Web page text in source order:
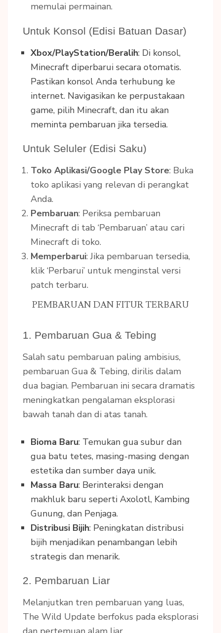
memulai permainan.
Untuk Konsol (Edisi Batuan Dasar)
Xbox/PlayStation/Beralih: Di konsol,
Minecraft diperbarui secara otomatis.
Pastikan konsol Anda terhubung ke
internet. Navigasikan ke perpustakaan
game, pilih Minecraft, dan itu akan
meminta pembaruan jika tersedia.
Untuk Seluler (Edisi Saku)
Toko Aplikasi/Google Play Store: Buka
toko aplikasi yang relevan di perangkat
Anda.
Pembaruan: Periksa pembaruan
Minecraft di tab ‘Pembaruan’ atau cari
Minecraft di toko.
Memperbarui: Jika pembaruan tersedia,
klik ‘Perbarui’ untuk menginstal versi
patch terbaru.
PEMBARUAN DAN FITUR TERBARU
1. Pembaruan Gua & Tebing
Salah satu pembaruan paling ambisius,
pembaruan Gua & Tebing, dirilis dalam
dua bagian. Pembaruan ini secara dramatis
meningkatkan pengalaman eksplorasi
bawah tanah dan di atas tanah.
Bioma Baru: Temukan gua subur dan
gua batu tetes, masing-masing dengan
estetika dan sumber daya unik.
Massa Baru: Berinteraksi dengan
makhluk baru seperti Axolotl, Kambing
Gunung, dan Penjaga.
Distribusi Bijih: Peningkatan distribusi
bijih menjadikan penambangan lebih
strategis dan menarik.
2. Pembaruan Liar
Melanjutkan tren pembaruan yang luas,
The Wild Update berfokus pada eksplorasi